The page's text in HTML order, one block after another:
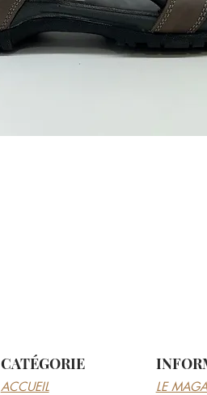
CATÉGORIE
ACCUEIL
LE